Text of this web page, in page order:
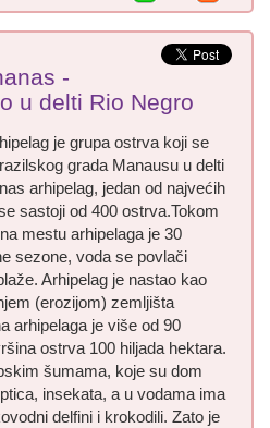
-
u delti Rio Negro
je grupa ostrva koji se
grada Manausu u delti
arhipelag, jedan od najvećih
sastoji od 400 ostrva.Tokom
mestu arhipelaga je 30
sezone, voda se povlači
Arhipelag je nastao kao
(erozijom) zemljišta
arhipelaga je više od 90
ostrva 100 hiljada hektara.
šumama, koje su dom
insekata, a u vodama ima
delfini i krokodili. Zato je